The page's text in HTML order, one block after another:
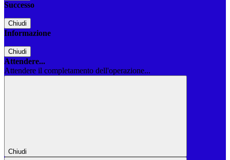
Successo
Chiudi
Informazione
Chiudi
Attendere...
Attendere il completamento dell'operazione...
Chiudi